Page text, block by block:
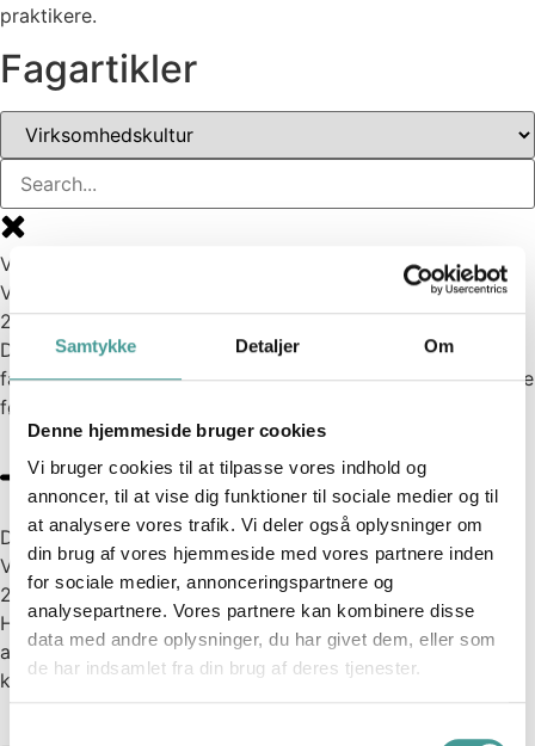
Samtykke Detaljer Om
Denne hjemmeside bruger cookies
Vi bruger cookies til at tilpasse vores indhold og
annoncer, til at vise dig funktioner til sociale medier og til
at analysere vores trafik. Vi deler også oplysninger om
din brug af vores hjemmeside med vores partnere inden
for sociale medier, annonceringspartnere og
analysepartnere. Vores partnere kan kombinere disse
data med andre oplysninger, du har givet dem, eller som
de har indsamlet fra din brug af deres tjenester.
praktikere.
Fagartikler
Vi har fokus på faglighed - også under omstruktureringer
Virksomhedskultur
2021
De fleste medarbejdere i Danmark mener, at hensynet til
fagligheden og de arbejdsopgaver, der skal løses, må have
førsteprioritet i...
Læs mere
Det etiske landskab
Virksomhedskultur
2021
Hvordan forholder man sig etisk til et dilemma på
arbejdspladsen? Og hvad er det i det hele taget, der
kvalificerer...